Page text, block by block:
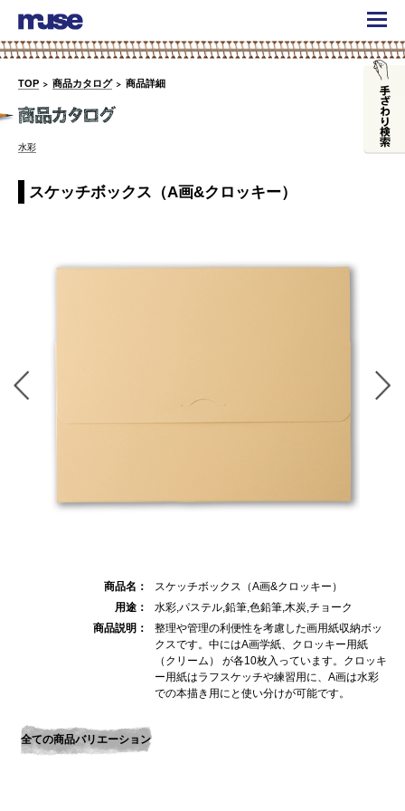
TOP 商品カタログ 商品詳細
水彩
スケッチボックス（A画&クロッキー）
商品名：
スケッチボックス（A画&クロッキー）
用途：
水彩,パステル,鉛筆,色鉛筆,木炭,チョーク
商品説明：
整理や管理の利便性を考慮した画用紙収納ボッ
クスです。中にはA画学紙、クロッキー用紙
（クリーム） が各10枚入っています。クロッキ
ー用紙はラフスケッチや練習用に、A画は水彩
での本描き用にと使い分けが可能です。
全ての商品バリエーション